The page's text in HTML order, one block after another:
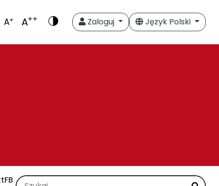
A+ A++ Zaloguj Język Polski
FB